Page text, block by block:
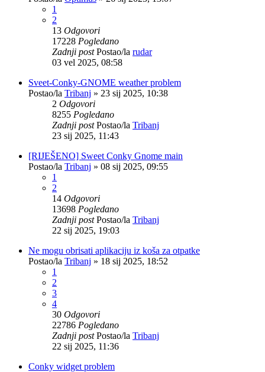
1
2
13 Odgovori
17228 Pogledano
Zadnji postPostao/la rudar
03 vel 2025, 08:58
Sveet-Conky-GNOME weather problem
Postao/la Tribanj » 23 sij 2025, 10:38
2 Odgovori
8255 Pogledano
Zadnji postPostao/la Tribanj
23 sij 2025, 11:43
[RIJEŠENO] Sweet Conky Gnome main
Postao/la Tribanj » 08 sij 2025, 09:55
1
2
14 Odgovori
13698 Pogledano
Zadnji postPostao/la Tribanj
22 sij 2025, 19:03
Ne mogu obrisati aplikaciju iz koša za otpatke
Postao/la Tribanj » 18 sij 2025, 18:52
1
2
3
4
30 Odgovori
22786 Pogledano
Zadnji postPostao/la Tribanj
22 sij 2025, 11:36
Conky widget problem